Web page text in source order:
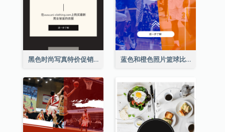
黑色时尚写真特价促销Instagram限时动态 蓝色和橙色照片篮球比赛Instagram限时动态